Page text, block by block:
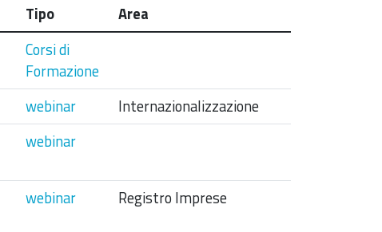
Tipo
Area
Corsi di
Formazione
webinar
Internazionalizzazione
webinar
webinar Registro Imprese